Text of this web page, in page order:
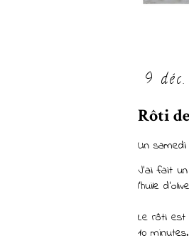
9
Rôti
Un
J'ai fait
l'huile
Le rôti est
10 minutes.